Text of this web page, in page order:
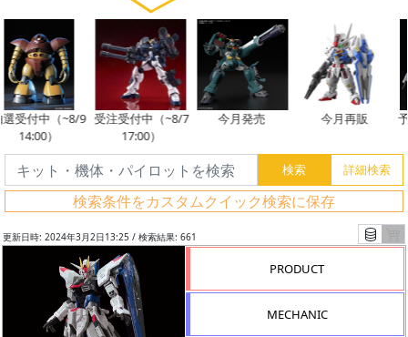
付中（~8/9
）
受注受付中（~8/7
17:00）
今月発売 今月再販
予約
検索条件をカスタムクイック検索に保存
更新日時: 2024年3月2日13:25 / 検索結果: 661
PRODUCT
MECHANIC